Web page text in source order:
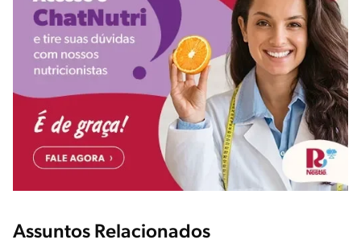
Assuntos Relacionados